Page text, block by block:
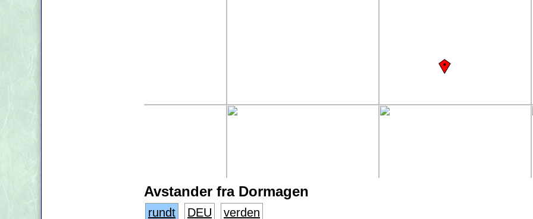
Avstander fra Dormagen
rundt DEU
verden